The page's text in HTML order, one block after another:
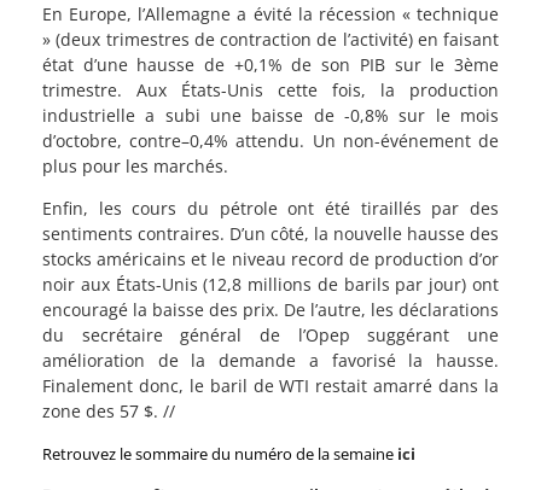
En Europe, l’Allemagne a évité la récession « technique
» (deux trimestres de contraction de l’activité) en faisant
état d’une hausse de +0,1% de son PIB sur le 3ème
trimestre. Aux États-Unis cette fois, la production
industrielle a subi une baisse de -0,8% sur le mois
d’octobre, contre–0,4% attendu. Un non-événement de
plus pour les marchés.
Enfin, les cours du pétrole ont été tiraillés par des
sentiments contraires. D’un côté, la nouvelle hausse des
stocks américains et le niveau record de production d’or
noir aux États-Unis (12,8 millions de barils par jour) ont
encouragé la baisse des prix. De l’autre, les déclarations
du secrétaire général de l’Opep suggérant une
amélioration de la demande a favorisé la hausse.
Finalement donc, le baril de WTI restait amarré dans la
zone des 57 $. //
Retrouvez le sommaire du numéro de la semaine ici